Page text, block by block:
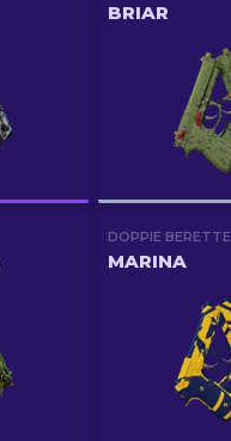
BRIAR
DOPPIE BERETTE
MARINA